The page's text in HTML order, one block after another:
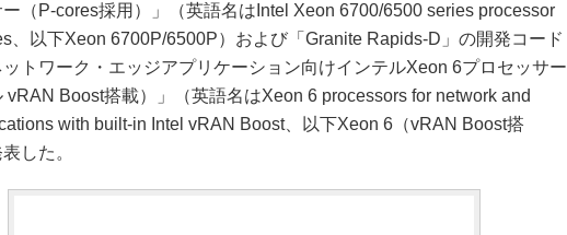
（P-cores採用）」（英語名はIntel Xeon 6700/6500 series processor
、以下Xeon 6700P/6500P）および「Granite Rapids-D」の開発コード
トワーク・エッジアプリケーション向けインテルXeon 6プロセッサー
vRAN Boost搭載）」（英語名はXeon 6 processors for network and
with built-in Intel vRAN Boost、以下Xeon 6（vRAN Boost搭
した。